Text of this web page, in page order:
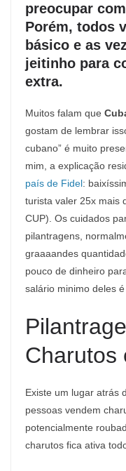
preocupar
Porém, todos
básico e as
jeitinho para
extra.
Muitos falam que
gostam de lembrar
cubano” é muito
mim, a explicação
país de Fidel:
turista valer 25x mais
CUP). Os cuidados
pilantragens,
graaaandes
pouco de dinheiro
salário minimo deles é
Charutos
Existe um lugar atrás
pessoas vendem
potencialmente
charutos fica ativa